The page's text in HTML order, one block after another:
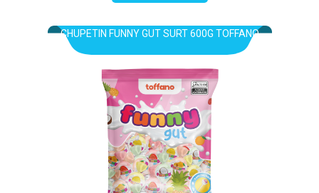
CHUPETIN FUNNY GUT SURT 600G TOFFANO